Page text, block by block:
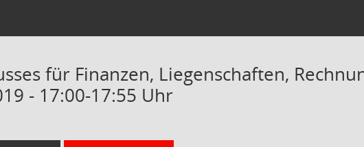
für Finanzen, Liegenschaften,
- 17:00-17:55 Uhr